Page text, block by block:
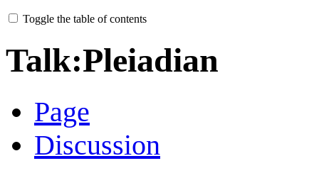
Toggle the table of contents
Talk:Pleiadian
Page
Discussion